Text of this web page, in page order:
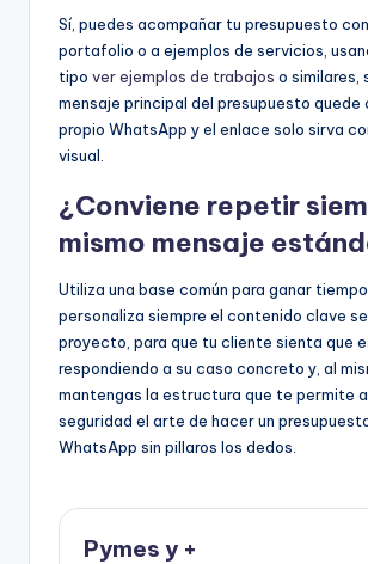
Sí, puedes acompañar tu presupuesto
portafolio o a ejemplos de servicios,
tipo ver ejemplos de trabajos o similares,
mensaje principal del presupuesto quede
propio WhatsApp y el enlace solo sirva
visual.
¿Conviene repetir
mismo mensaje
Utiliza una base común para ganar
personaliza siempre el contenido clave
proyecto, para que tu cliente sienta que
respondiendo a su caso concreto y, al
mantengas la estructura que te permite
seguridad el arte de hacer un
WhatsApp sin pillaros los dedos.
Pymes y +